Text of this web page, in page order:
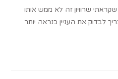
שרוויון זה לא ממש אותו
לבדוק את העניין כנראה יותר